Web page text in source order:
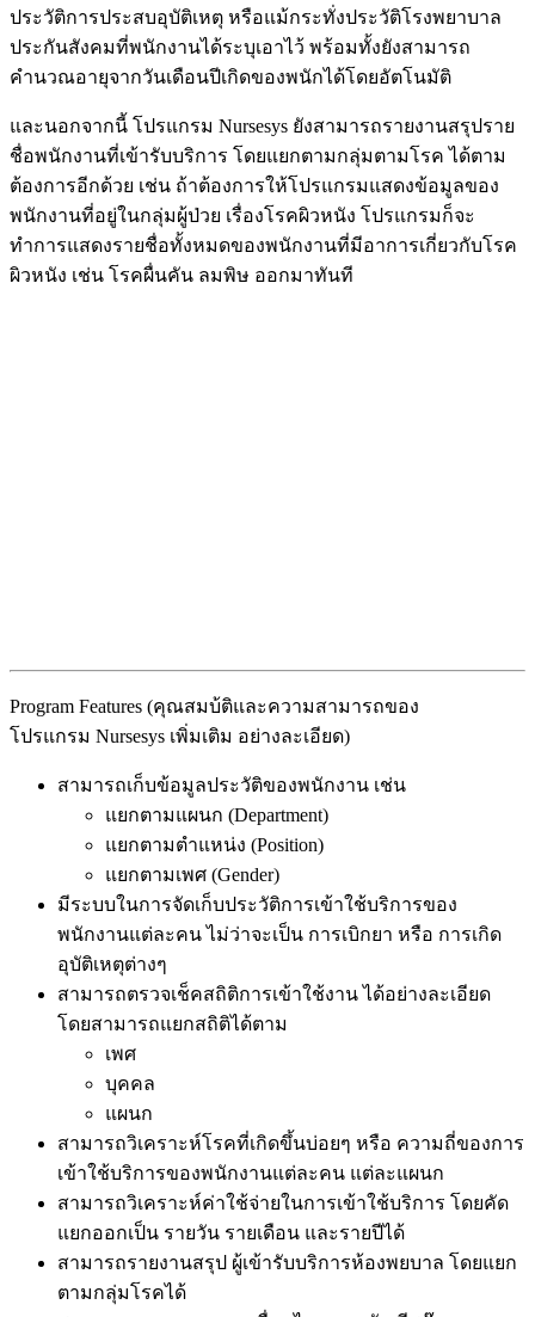
ประวัติการประสบอุบัติเหตุ หรือแม้กระทั่งประวัติโรงพยาบาล
ประกันสังคมที่พนักงานได้ระบุเอาไว้ พร้อมทั้งยังสามารถ
คำนวณอายุจากวันเดือนปีเกิดของพนักได้โดยอัตโนมัติ
และนอกจากนี้ โปรแกรม Nursesys ยังสามารถรายงานสรุปราย
ชื่อพนักงานที่เข้ารับบริการ โดยแยกตามกลุ่มตามโรค ได้ตาม
ต้องการอีกด้วย เช่น ถ้าต้องการให้โปรแกรมแสดงข้อมูลของ
พนักงานที่อยู่ในกลุ่มผู้ป่วย เรื่องโรคผิวหนัง โปรแกรมก็จะ
ทำการแสดงรายชื่อทั้งหมดของพนักงานที่มีอาการเกี่ยวกับโรค
ผิวหนัง เช่น โรคผื่นคัน ลมพิษ ออกมาทันที
Program Features (คุณสมบ้ติและความสามารถของ
โปรแกรม Nursesys เพิ่มเติม อย่างละเอียด)
สามารถเก็บข้อมูลประวัติของพนักงาน เช่น
แยกตามแผนก (Department)
แยกตามตำแหน่ง (Position)
แยกตามเพศ (Gender)
มีระบบในการจัดเก็บประวัติการเข้าใช้บริการของ
พนักงานแต่ละคน ไม่ว่าจะเป็น การเบิกยา หรือ การเกิด
อุบัติเหตุต่างๆ
สามารถตรวจเช็คสถิติการเข้าใช้งาน ได้อย่างละเอียด
โดยสามารถแยกสถิติได้ตาม
เพศ
บุคคล
แผนก
สามารถวิเคราะห์โรคที่เกิดขึ้นบ่อยๆ หรือ ความถี่ของการ
เข้าใช้บริการของพนักงานแต่ละคน แต่ละแผนก
สามารถวิเคราะห์ค่าใช้จ่ายในการเข้าใช้บริการ โดยคัด
แยกออกเป็น รายวัน รายเดือน และรายปีได้
สามารถรายงานสรุป ผู้เข้ารับบริการห้องพยบาล โดยแยก
ตามกลุ่มโรคได้